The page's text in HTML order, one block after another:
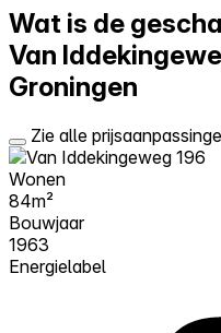
Wat is de
Van
Groningen
Zie alle
Wonen
84m²
Bouwjaar
1963
Energielabel